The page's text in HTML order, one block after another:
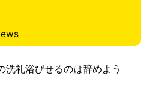
洗礼浴びせるのは辞めよう